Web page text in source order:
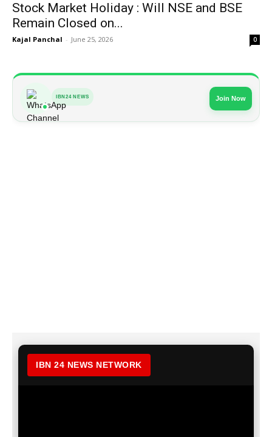
Stock Market Holiday : Will NSE and BSE
Remain Closed on...
Kajal Panchal - June 25, 2026 0
IBN24 NEWS Join Now
IBN 24 NEWS NETWORK